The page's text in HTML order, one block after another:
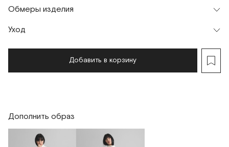
Флагман
г. Москва, Малая Бронная 16
OS
г. Москва, Малая Бронная 24/3
OS
Обмеры изделия
Мерки, см
Уход
Добавить в корзину
Дополнить образ